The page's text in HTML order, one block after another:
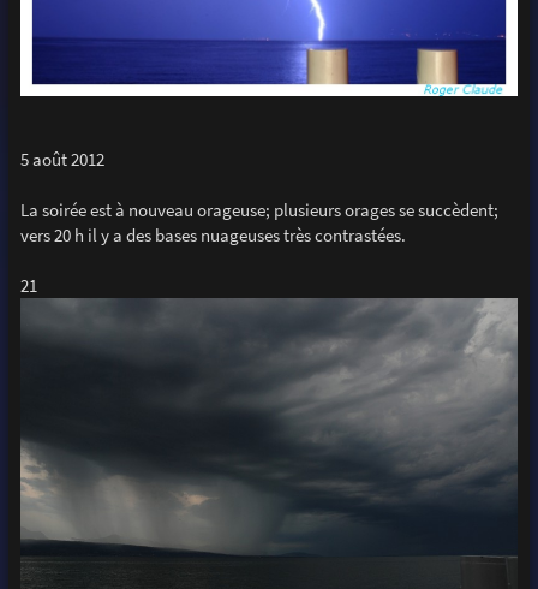
5 août 2012
La soirée est à nouveau orageuse; plusieurs orages se succèdent;
vers 20 h il y a des bases nuageuses très contrastées.
21